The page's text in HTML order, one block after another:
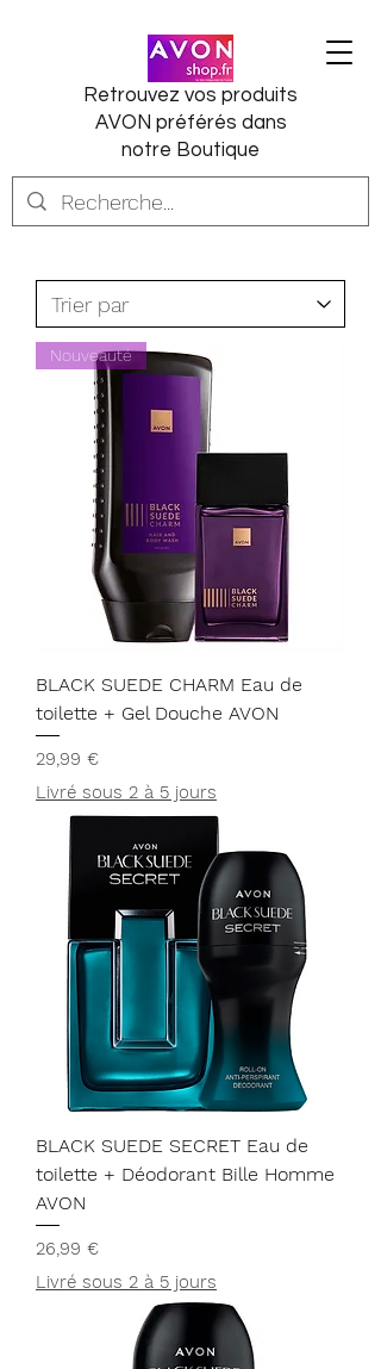
Retrouvez vos produits
AVON préférés dans
notre Boutique
Nouveauté
BLACK SUEDE CHARM Eau de
toilette + Gel Douche AVON
Prix
29,99 €
Livré sous 2 à 5 jours
BLACK SUEDE SECRET Eau de
toilette + Déodorant Bille Homme
AVON
Prix
26,99 €
Livré sous 2 à 5 jours